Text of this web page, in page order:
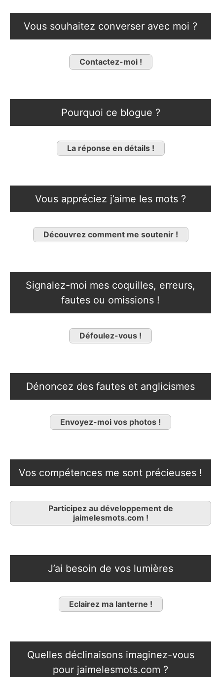
Vous souhaitez converser avec moi ?
Contactez-moi !
Pourquoi ce blogue ?
La réponse en détails !
Vous appréciez j’aime les mots ?
Découvrez comment me soutenir !
Signalez-moi mes coquilles, erreurs,
fautes ou omissions !
Défoulez-vous !
Dénoncez des fautes et anglicismes
Envoyez-moi vos photos !
Vos compétences me sont précieuses !
Participez au développement de
jaimelesmots.com !
J’ai besoin de vos lumières
Eclairez ma lanterne !
Quelles déclinaisons imaginez-vous
pour jaimelesmots.com ?